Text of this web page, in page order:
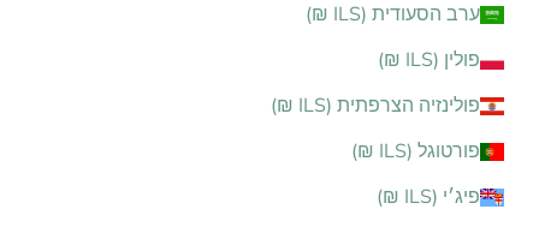
ערב הסעודית (ILS ₪)
פולין (ILS ₪)
פולינזיה הצרפתית (ILS ₪)
פורטוגל (ILS ₪)
פיג׳י (ILS ₪)